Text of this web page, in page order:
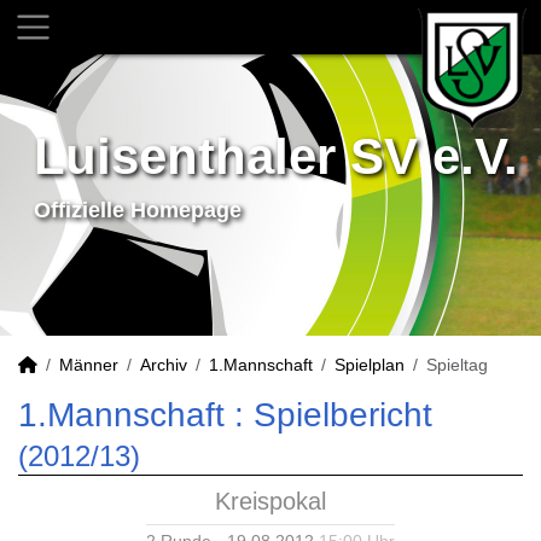
Luisenthaler SV e.V.
Offizielle Homepage
Männer Archiv 1.Mannschaft Spielplan Spieltag
1.Mannschaft : Spielbericht
(2012/13)
Kreispokal